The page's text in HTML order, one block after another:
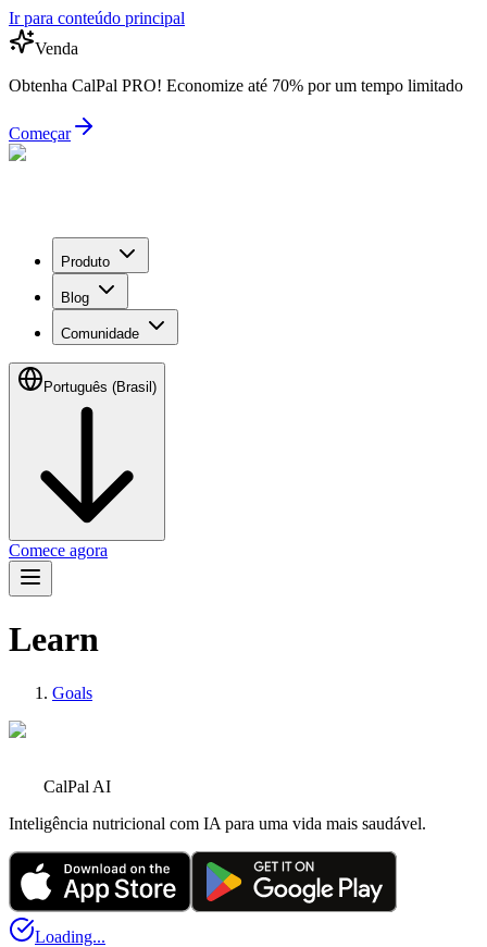
Ir para conteúdo principal
Venda
Obtenha CalPal PRO! Economize até 70% por um tempo limitado
Começar
Produto
Blog
Comunidade
Português (Brasil)
Comece agora
Learn
Goals
CalPal AI
Inteligência nutricional com IA para uma vida mais saudável.
Loading...